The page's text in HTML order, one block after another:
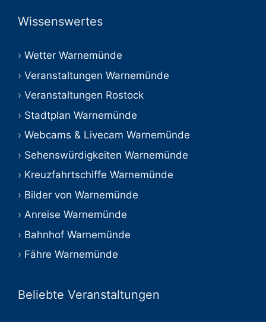
Wissenswertes
Wetter Warnemünde
Veranstaltungen Warnemünde
Veranstaltungen Rostock
Stadtplan Warnemünde
Webcams & Livecam Warnemünde
Sehenswürdigkeiten Warnemünde
Kreuzfahrtschiffe Warnemünde
Bilder von Warnemünde
Anreise Warnemünde
Bahnhof Warnemünde
Fähre Warnemünde
Beliebte Veranstaltungen